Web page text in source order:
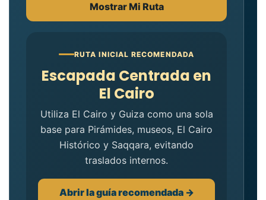
Mostrar Mi Ruta
RUTA INICIAL RECOMENDADA
Escapada Centrada en
El Cairo
Utiliza El Cairo y Guiza como una sola
base para Pirámides, museos, El Cairo
Histórico y Saqqara, evitando
traslados internos.
Abrir la guía recomendada →